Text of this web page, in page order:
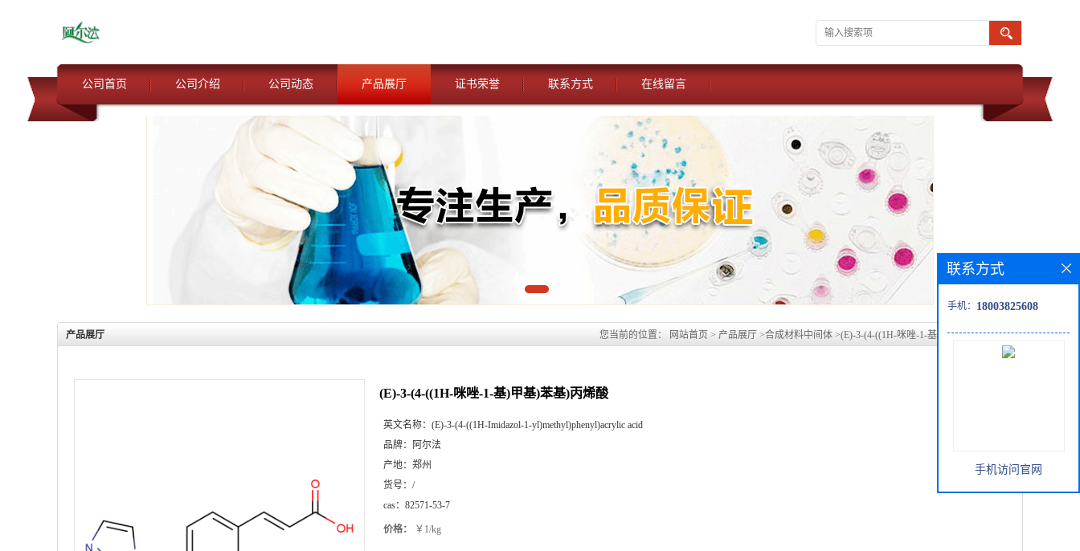
公司首页 公司介绍 公司动态 产品展厅 证书荣誉 联系方式 在线留言
产品展厅 您当前的位置： 网站首页 > 产品展厅 >合成材料中间体 >(E)-3-(4-((1H-咪唑-1-基)甲基)苯基)丙烯酸
(E)-3-(4-((1H-咪唑-1-基)甲基)苯基)丙烯酸
英文名称： (E)-3-(4-((1H-Imidazol-1-yl)methyl)phenyl)acrylic acid
品牌：
阿尔法
产地： 郑州
货号： /
cas： 82571-53-7
价格： ￥1/kg
联系方式
手机： 18003825608
手机访问官网